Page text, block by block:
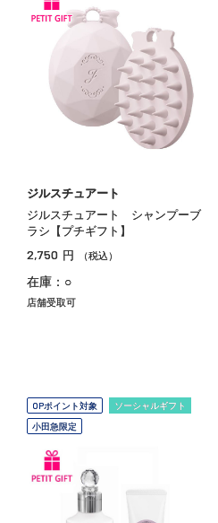
ジルスチュアート
ジルスチュアート シャンプーブ
ラシ【プチギフト】
2,750 円 （税込）
在庫：○
店舗受取可
OPポイント対象
ソーシャルギフト
小田急限定